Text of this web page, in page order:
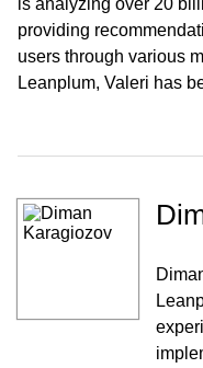
providing
users through various
Leanplum, Valeri has